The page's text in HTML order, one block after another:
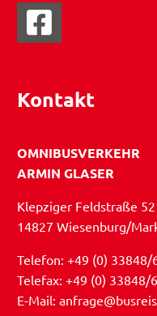
Kontakt
OMNIBUSVERKEHR
ARMIN GLASER
Klepziger Feldstraße 52
14827 Wiesenburg/
Telefon: +49 (0) 33848/
Telefax: +49 (0) 33848/
E-Mail: